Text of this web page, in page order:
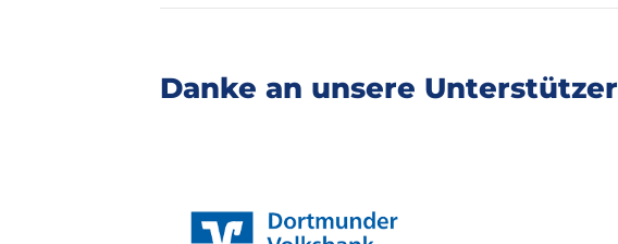
Danke an unsere Unterstützer